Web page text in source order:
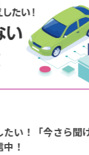
い！「今さら聞
！